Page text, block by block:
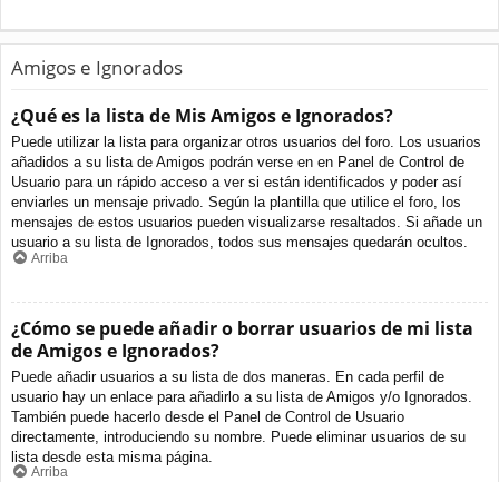
Amigos e Ignorados
¿Qué es la lista de Mis Amigos e Ignorados?
Puede utilizar la lista para organizar otros usuarios del foro. Los usuarios
añadidos a su lista de Amigos podrán verse en en Panel de Control de
Usuario para un rápido acceso a ver si están identificados y poder así
enviarles un mensaje privado. Según la plantilla que utilice el foro, los
mensajes de estos usuarios pueden visualizarse resaltados. Si añade un
usuario a su lista de Ignorados, todos sus mensajes quedarán ocultos.
Arriba
¿Cómo se puede añadir o borrar usuarios de mi lista
de Amigos e Ignorados?
Puede añadir usuarios a su lista de dos maneras. En cada perfil de
usuario hay un enlace para añadirlo a su lista de Amigos y/o Ignorados.
También puede hacerlo desde el Panel de Control de Usuario
directamente, introduciendo su nombre. Puede eliminar usuarios de su
lista desde esta misma página.
Arriba